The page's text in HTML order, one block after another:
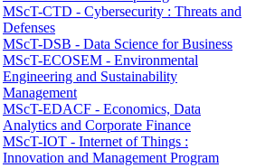
MScT-CTD - Cybersecurity : Threats and
Defenses
MScT-DSB - Data Science for Business
MScT-ECOSEM - Environmental
Engineering and Sustainability
Management
MScT-EDACF - Economics, Data
Analytics and Corporate Finance
MScT-IOT - Internet of Things :
Innovation and Management Program